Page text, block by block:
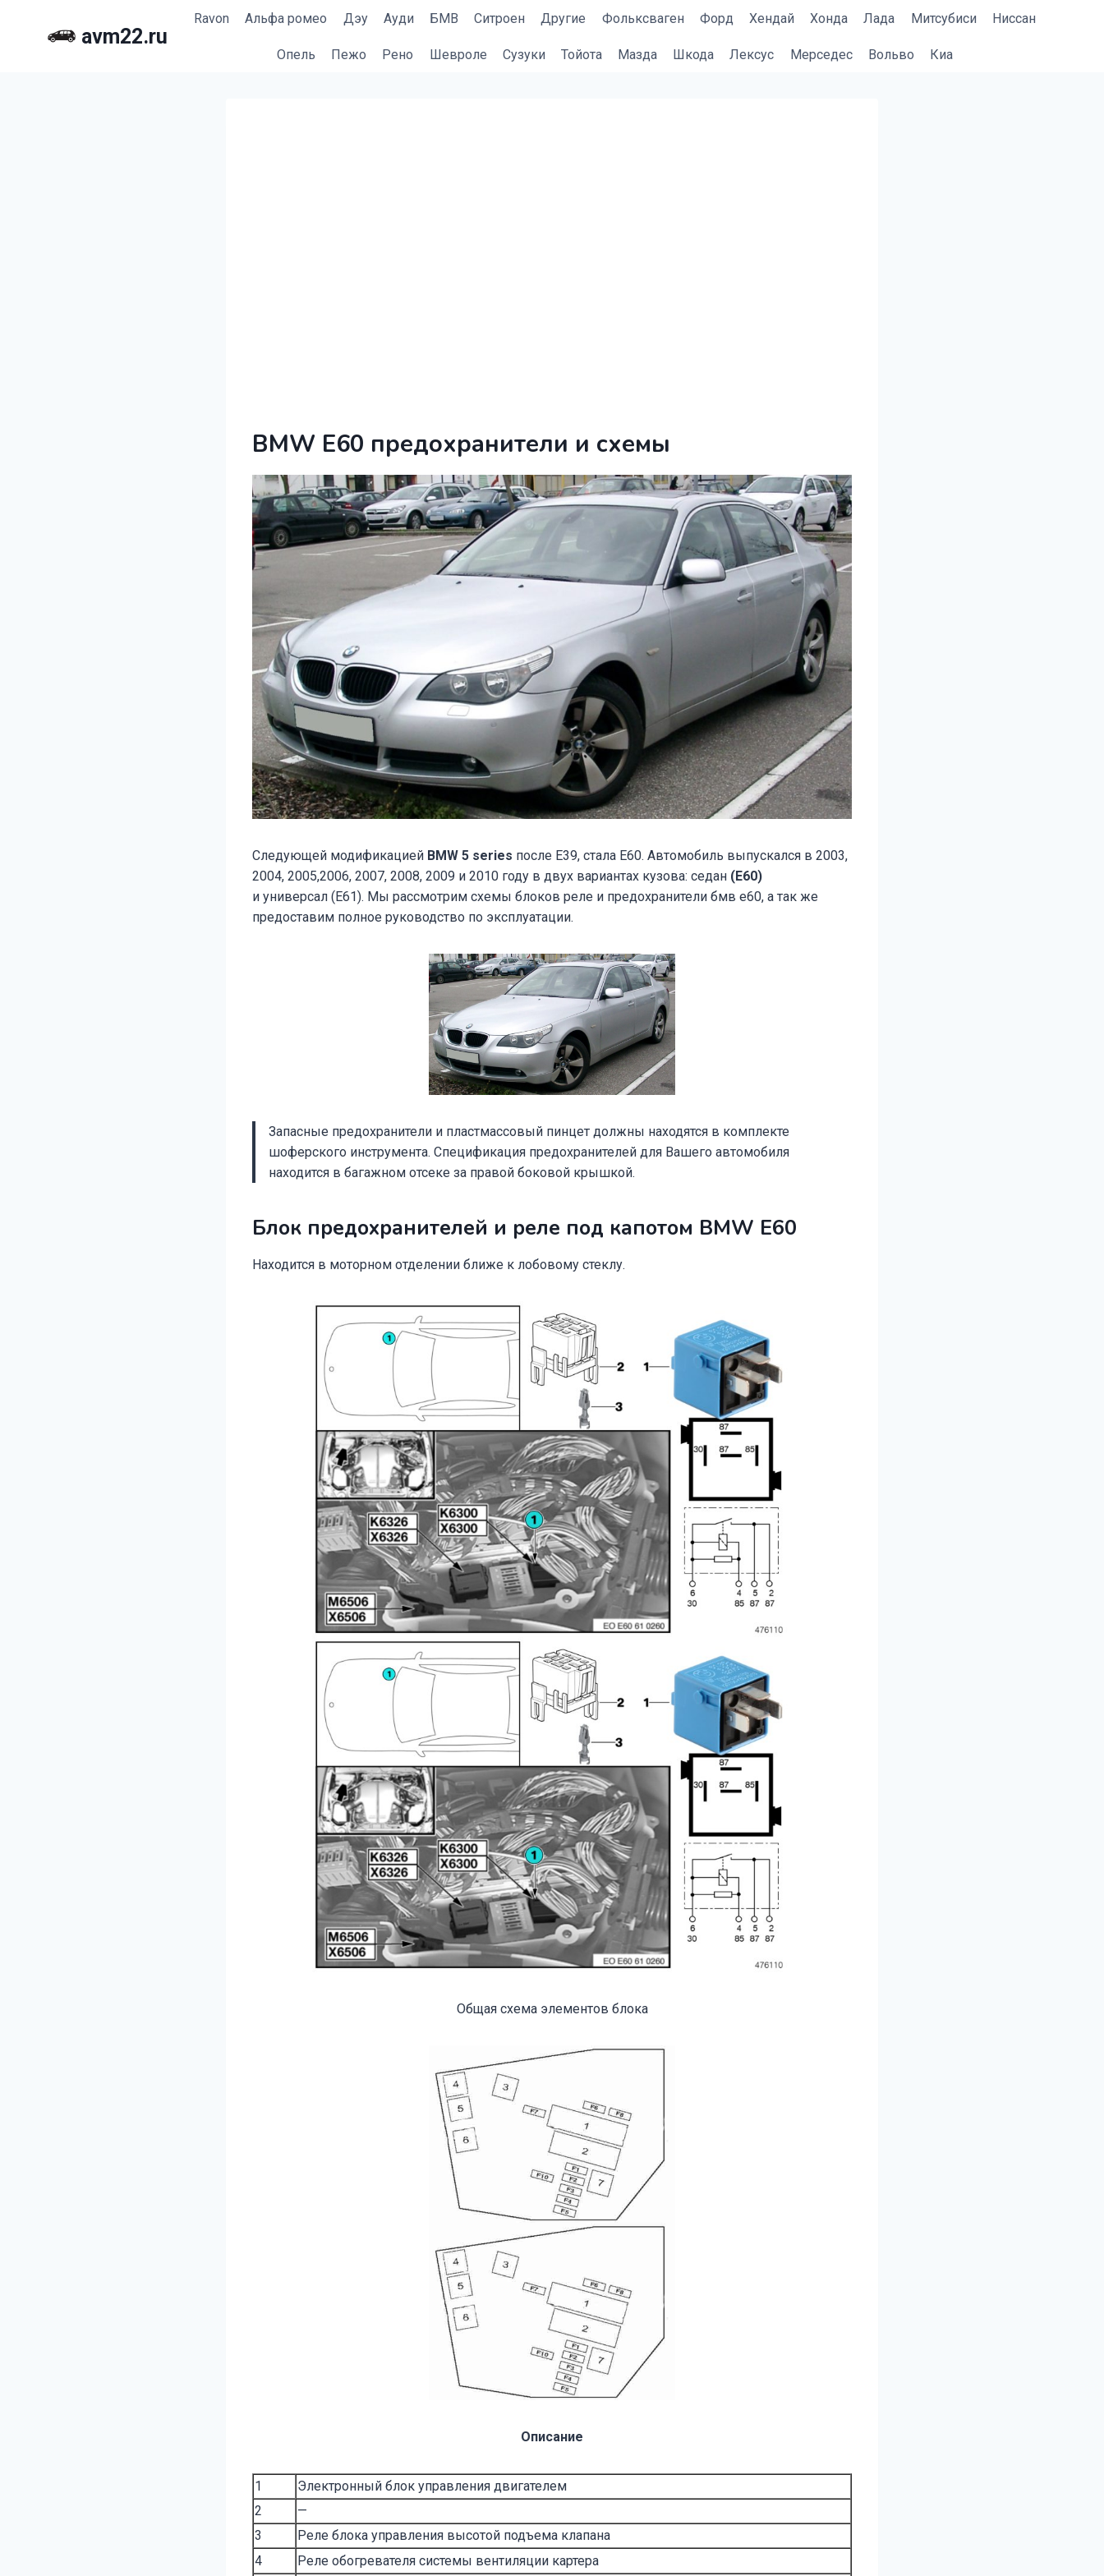
avm22.ru
Ravon Альфа ромео Дэу Ауди БМВ Cитроен Другие Фольксваген Форд Хендай Хонда Лада Митсубиси Ниссан
Опель Пежо Рено Шевроле Сузуки Тойота Мазда Шкода Лексус Мерседес Вольво Киа
BMW E60 предохранители и схемы
Следующей модификацией BMW 5 series после E39, стала E60. Автомобиль выпускался в 2003,
2004, 2005,2006, 2007, 2008, 2009 и 2010 году в двух вариантах кузова: седан (E60)
и универсал (E61). Мы рассмотрим схемы блоков реле и предохранители бмв е60, а так же
предоставим полное руководство по эксплуатации.
Запасные предохранители и пластмассовый пинцет должны находятся в комплекте
шоферского инструмента. Спецификация предохранителей для Вашего автомобиля
находится в багажном отсеке за правой боковой крышкой.
Блок предохранителей и реле под капотом BMW E60
Находится в моторном отделении ближе к лобовому стеклу.
Общая схема элементов блока
Описание
1
Электронный блок управления двигателем
2
—
3
Реле блока управления высотой подъема клапана
4
Реле обогревателя системы вентиляции картера